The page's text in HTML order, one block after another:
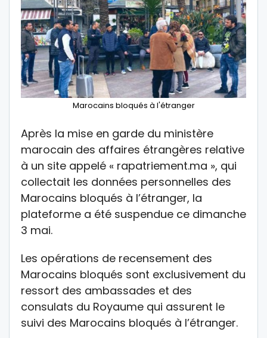
Marocains bloqués à l'étranger
Après la mise en garde du ministère
marocain des affaires étrangères relative
à un site appelé « ‪rapatriement.ma », qui
collectait les données personnelles des
Marocains bloqués à l’étranger, ‬la
plateforme a été suspendue ce dimanche
3 mai.
Les opérations de recensement des
Marocains bloqués sont exclusivement du
ressort des ambassades et des
consulats du Royaume qui assurent le
suivi des Marocains bloqués à l’étranger.